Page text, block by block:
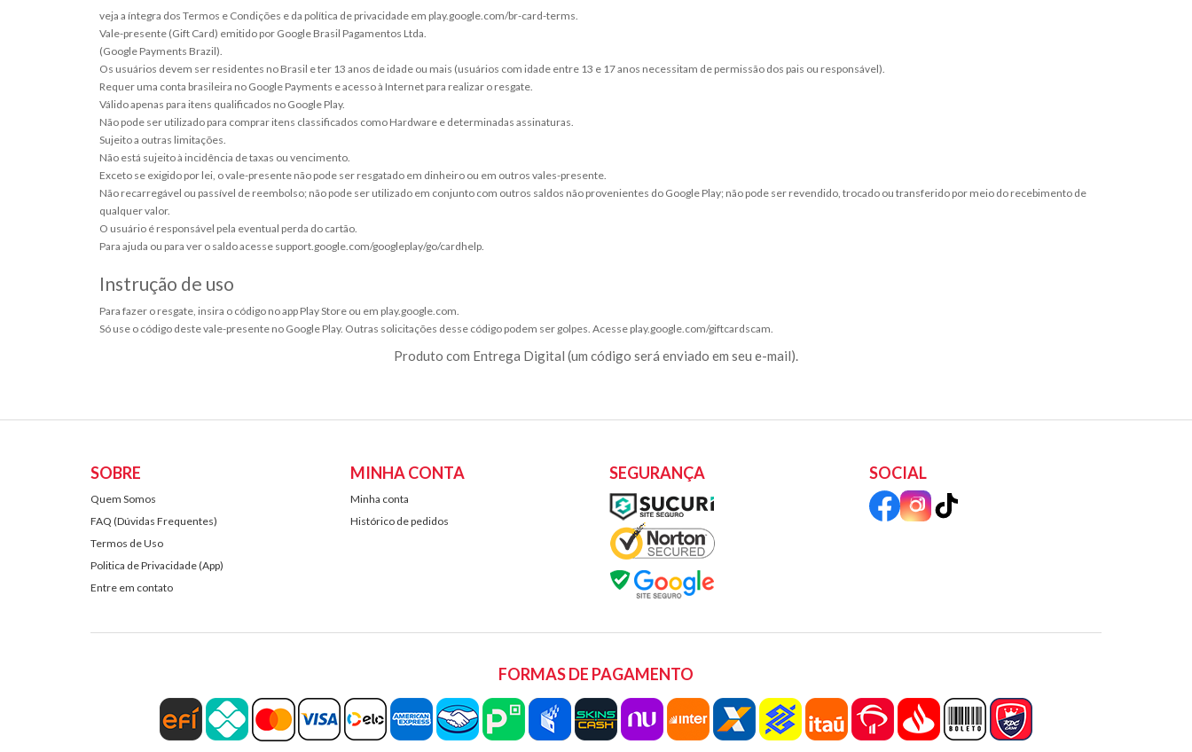
veja a íntegra dos Termos e Condições e da política de privacidade em play.google.com/br-card-terms.
Vale-presente (Gift Card) emitido por Google Brasil Pagamentos Ltda.
(Google Payments Brazil).
Os usuários devem ser residentes no Brasil e ter 13 anos de idade ou mais (usuários com idade entre 13 e 17 anos necessitam de permissão dos pais ou responsável).
Requer uma conta brasileira no Google Payments e acesso à Internet para realizar o resgate.
Válido apenas para itens qualificados no Google Play.
Não pode ser utilizado para comprar itens classificados como Hardware e determinadas assinaturas.
Sujeito a outras limitações.
Não está sujeito à incidência de taxas ou vencimento.
Exceto se exigido por lei, o vale-presente não pode ser resgatado em dinheiro ou em outros vales-presente.
Não recarregável ou passível de reembolso; não pode ser utilizado em conjunto com outros saldos não provenientes do Google Play; não pode ser revendido, trocado ou transferido por meio do recebimento de
qualquer valor.
O usuário é responsável pela eventual perda do cartão.
Para ajuda ou para ver o saldo acesse support.google.com/googleplay/go/cardhelp.
Instrução de uso
Para fazer o resgate, insira o código no app Play Store ou em play.google.com.
Só use o código deste vale-presente no Google Play. Outras solicitações desse código podem ser golpes. Acesse play.google.com/giftcardscam.
Produto com Entrega Digital (um código será enviado em seu e-mail).
SOBRE
Quem Somos
FAQ (Dúvidas Frequentes)
Termos de Uso
Politica de Privacidade (App)
Entre em contato
MINHA CONTA
Minha conta
Histórico de pedidos
SEGURANÇA SOCIAL
FORMAS DE PAGAMENTO